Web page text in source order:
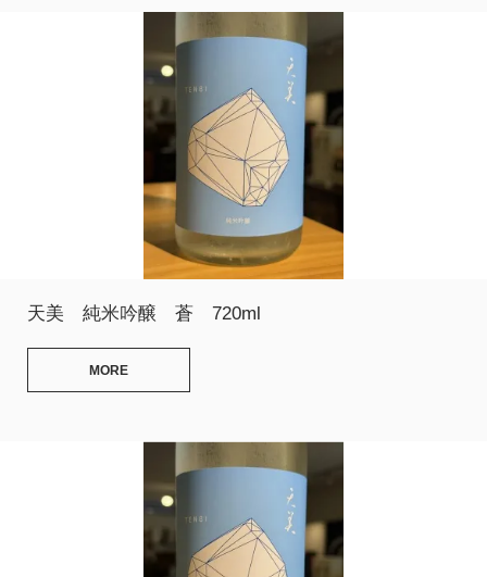
天美 純米吟醸 蒼 720ml
MORE